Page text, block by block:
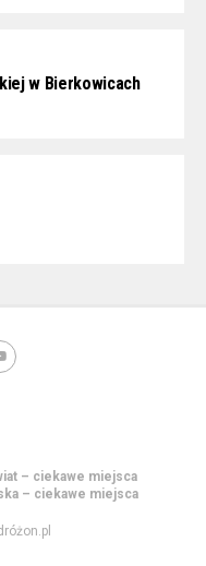
w Bierkowicach
– ciekawe miejsca
– ciekawe miejsca